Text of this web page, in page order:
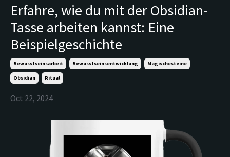
Erfahre, wie du mit der Obsidian-
Tasse arbeiten kannst: Eine
Beispielgeschichte
Bewusstseinsarbeit Bewusstseinsentwicklung Magischesteine
Obsidian Ritual
Oct 22, 2024